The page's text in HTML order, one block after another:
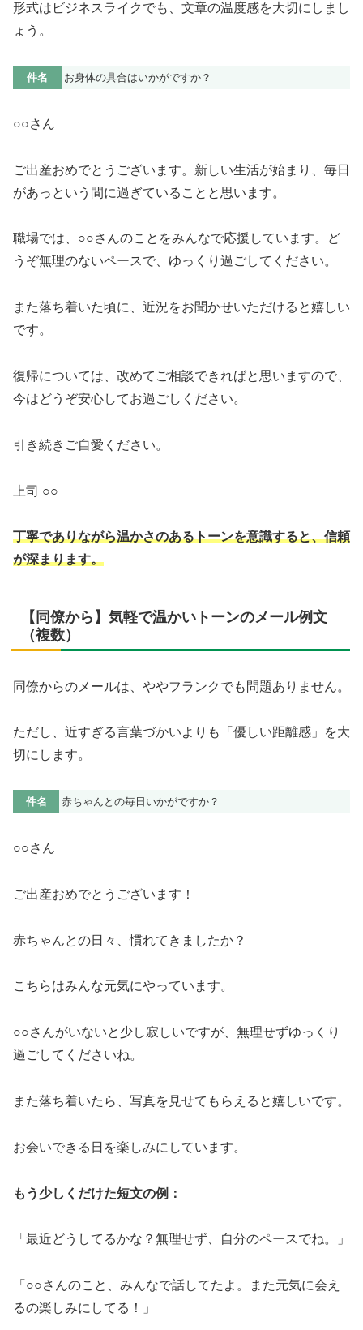
形式はビジネスライクでも、文章の温度感を大切にしまし
ょう。
件名 お身体の具合はいかがですか？
○○さん
ご出産おめでとうございます。新しい生活が始まり、毎日
があっという間に過ぎていることと思います。
職場では、○○さんのことをみんなで応援しています。ど
うぞ無理のないペースで、ゆっくり過ごしてください。
また落ち着いた頃に、近況をお聞かせいただけると嬉しい
です。
復帰については、改めてご相談できればと思いますので、
今はどうぞ安心してお過ごしください。
引き続きご自愛ください。
上司 ○○
丁寧でありながら温かさのあるトーンを意識すると、信頼
が深まります。
【同僚から】気軽で温かいトーンのメール例文
（複数）
同僚からのメールは、ややフランクでも問題ありません。
ただし、近すぎる言葉づかいよりも「優しい距離感」を大
切にします。
件名 赤ちゃんとの毎日いかがですか？
○○さん
ご出産おめでとうございます！
赤ちゃんとの日々、慣れてきましたか？
こちらはみんな元気にやっています。
○○さんがいないと少し寂しいですが、無理せずゆっくり
過ごしてくださいね。
また落ち着いたら、写真を見せてもらえると嬉しいです。
お会いできる日を楽しみにしています。
もう少しくだけた短文の例：
「最近どうしてるかな？無理せず、自分のペースでね。」
「○○さんのこと、みんなで話してたよ。また元気に会え
るの楽しみにしてる！」